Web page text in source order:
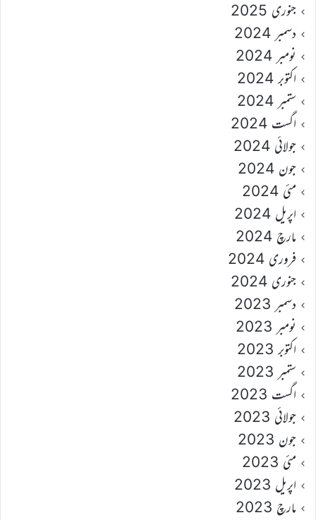
جنوری 2025
دسمبر 2024
نومبر 2024
اکتوبر 2024
ستمبر 2024
اگست 2024
جولائی 2024
جون 2024
مئی 2024
اپریل 2024
مارچ 2024
فروری 2024
جنوری 2024
دسمبر 2023
نومبر 2023
اکتوبر 2023
ستمبر 2023
اگست 2023
جولائی 2023
جون 2023
مئی 2023
اپریل 2023
مارچ 2023